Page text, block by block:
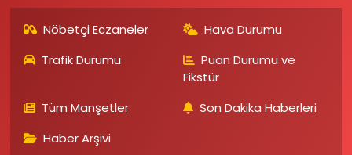
Nöbetçi Eczaneler
Hava Durumu
Trafik Durumu
Puan Durumu ve
Fikstür
Tüm Manşetler
Son Dakika Haberleri
Haber Arşivi